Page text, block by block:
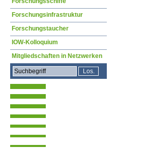
Forschungsinfrastruktur
Forschungstaucher
IOW-Kolloquium
Mitgliedschaften in Netzwerken